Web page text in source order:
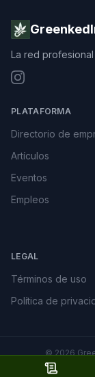
La red
PLATAFORMA
Directorio de
Artículos
Eventos
Empleos
LEGAL
Términos de uso
Política de
©2026
Hecho con 🌿 en